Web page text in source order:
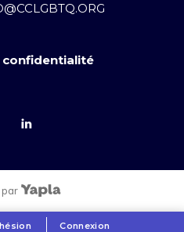
Connexion
confidentialité
par